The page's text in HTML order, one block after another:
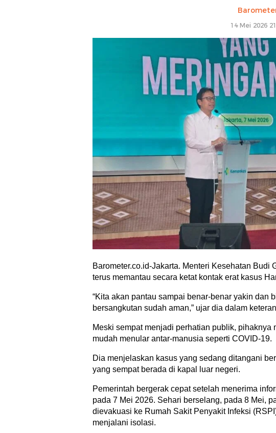
14 Mei 2026
Barometer.co.id-Jakarta. Menteri Kesehatan Budi
terus memantau secara ketat kontak erat kasus
“Kita akan pantau sampai benar-benar yakin dan
bersangkutan sudah aman,” ujar dia dalam
Meski sempat menjadi perhatian publik,
mudah menular antar-manusia seperti COVID-19.
Dia menjelaskan kasus yang sedang ditangani
yang sempat berada di kapal luar negeri.
Pemerintah bergerak cepat setelah menerima
pada 7 Mei 2026. Sehari berselang, pada 8 Mei,
dievakuasi ke Rumah Sakit Penyakit Infeksi
menjalani isolasi.